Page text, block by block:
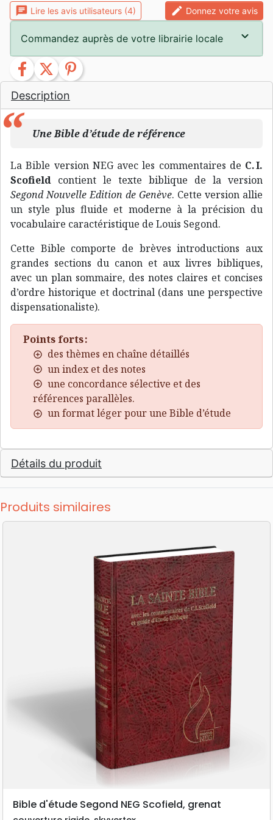
Description
Une Bible d’étude de référence
La Bible version NEG avec les commentaires de C. I.
Scofield contient le texte biblique de la version
Segond Nouvelle Edition de Genève. Cette version allie
un style plus fluide et moderne à la précision du
vocabulaire caractéristique de Louis Segond.
Cette Bible comporte de brèves introductions aux
grandes sections du canon et aux livres bibliques,
avec un plan sommaire, des notes claires et concises
d’ordre historique et doctrinal (dans une perspective
dispensationaliste).
Points forts :
des thèmes en chaîne détaillés
un index et des notes
une concordance sélective et des
références parallèles.
un format léger pour une Bible d’étude
Détails du produit
chat Lire les avis utilisateurs (4) edit Donnez votre avis
Commandez auprès de votre librairie locale
facebook twitter pinterest
Produits similaires
Bible d'étude Segond NEG Scofield, grenat